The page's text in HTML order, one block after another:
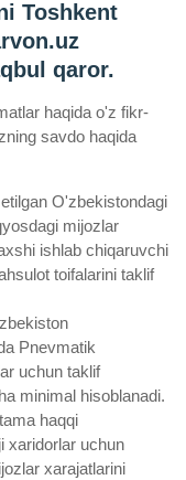
Toshkent
qaror.
haqida o'z fikr-
savdo haqida
O'zbekistondagi
mijozlar
ishlab chiqaruvchi
toifalarini taklif
Pnevmatik
uchun taklif
minimal hisoblanadi.
haqqi
xaridorlar uchun
xarajatlarini